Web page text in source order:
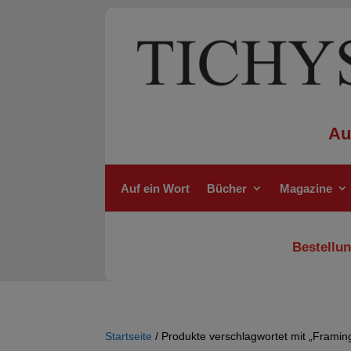
Auf ein Wort Bücher Magazine
Startseite / Produkte verschlagwortet mit